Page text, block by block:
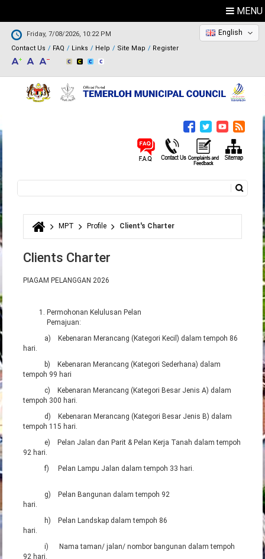
MENU
Friday, 7/08/2026, 10:22 PM
Contact Us
FAQ Links Help Site Map Register
English
Search form
You are here
MPT Profile Client's Charter
Clients Charter
PIAGAM PELANGGAN 2026
Permohonan Kelulusan Pelan
Pemajuan:
a) Kebenaran Merancang (Kategori Kecil) dalam tempoh 86
hari.
b) Kebenaran Merancang (Kategori Sederhana) dalam
tempoh 99 hari
c) Kebenaran Merancang (Kategori Besar Jenis A) dalam
tempoh 300 hari.
d) Kebenaran Merancang (Kategori Besar Jenis B) dalam
tempoh 115 hari.
e) Pelan Jalan dan Parit & Pelan Kerja Tanah dalam tempoh
92 hari.
f) Pelan Lampu Jalan dalam tempoh 33 hari.
g) Pelan Bangunan dalam tempoh 92
hari.
h) Pelan Landskap dalam tempoh 86
hari.
i) Nama taman/ jalan/ nombor bangunan dalam tempoh
92 hari.